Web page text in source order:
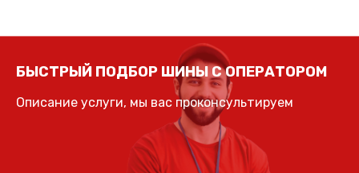
БЫСТРЫЙ ПОДБОР ШИНЫ С ОПЕРАТОРОМ
Описание услуги, мы вас проконсультируем